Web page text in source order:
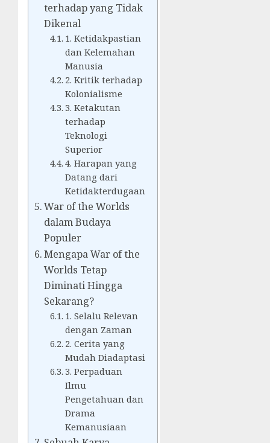
terhadap yang Tidak
Dikenal
1. Ketidakpastian
dan Kelemahan
Manusia
2. Kritik terhadap
Kolonialisme
3. Ketakutan
terhadap
Teknologi
Superior
4. Harapan yang
Datang dari
Ketidakterdugaan
War of the Worlds
dalam Budaya
Populer
Mengapa War of the
Worlds Tetap
Diminati Hingga
Sekarang?
1. Selalu Relevan
dengan Zaman
2. Cerita yang
Mudah Diadaptasi
3. Perpaduan
Ilmu
Pengetahuan dan
Drama
Kemanusiaan